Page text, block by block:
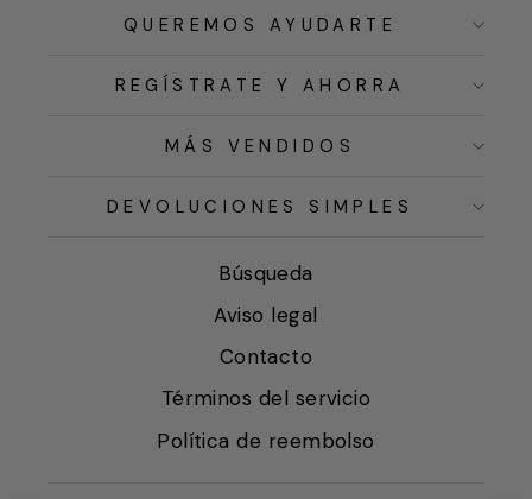
QUEREMOS AYUDARTE
REGÍSTRATE Y AHORRA
MÁS VENDIDOS
DEVOLUCIONES SIMPLES
Búsqueda
Aviso legal
Contacto
Términos del servicio
Política de reembolso